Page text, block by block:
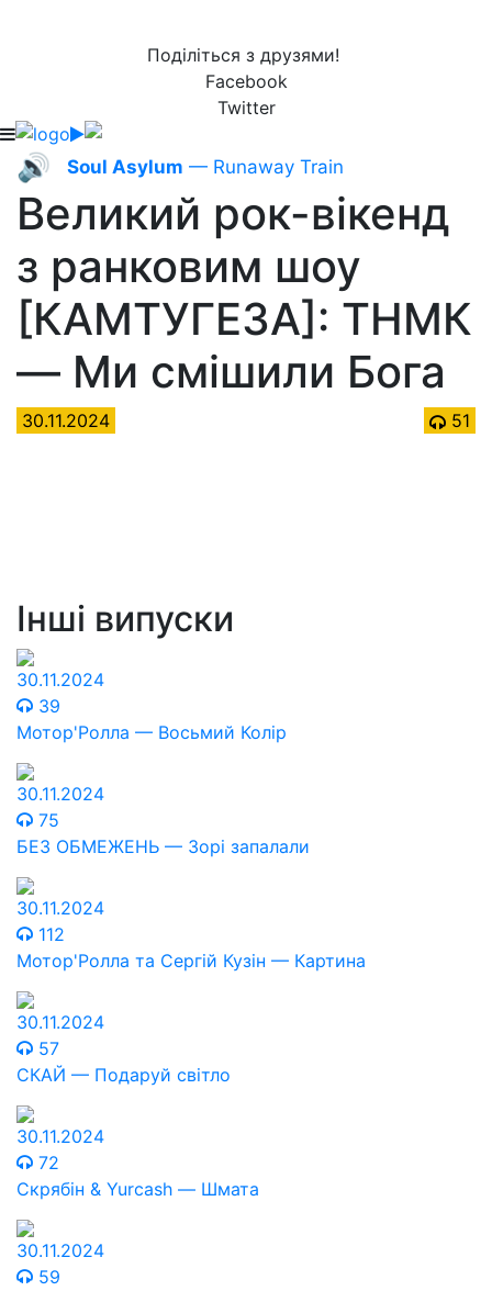
Поділіться з друзями!
Facebook
Twitter
🔊 Soul Asylum — Runaway Train
Великий рок-вікенд
з ранковим шоу
[КАМТУГЕЗА]: ТНМК
— Ми смішили Бога
30.11.2024 51
Інші випуски
30.11.2024
39
Мотор'Ролла — Восьмий Колір
30.11.2024
75
БЕЗ ОБМЕЖЕНЬ — Зорі запалали
30.11.2024
112
Мотор'Ролла та Сергій Кузін — Картина
30.11.2024
57
СКАЙ — Подаруй світло
30.11.2024
72
Скрябін & Yurcash — Шмата
30.11.2024
59